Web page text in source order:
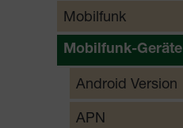
Mobilfunk
Mobilfunk-Geräte
Android Version
APN